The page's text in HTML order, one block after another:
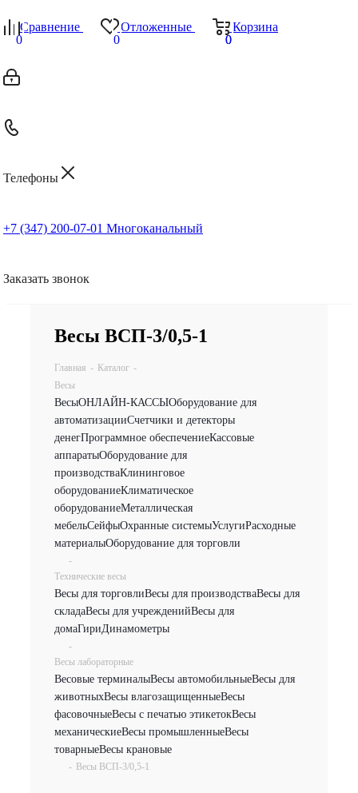
Сравнение
0
Отложенные
0
Корзина
0
0
Телефоны
+7 (347) 200-07-01 Многоканальный
Заказать звонок
Весы ВСП-3/0,5-1
Главная - Каталог -
Весы
ВесыОНЛАЙН-КАССЫОборудование для
автоматизацииСчетчики и детекторы
денегПрограммное обеспечениеКассовые
аппаратыОборудование для
производстваКлининговое
оборудованиеКлиматическое
оборудованиеМеталлическая
мебельСейфыОхранные системыУслугиРасходные
материалыОборудование для торговли
-
Технические весы
Весы для торговлиВесы для производстваВесы для
складаВесы для учрежденийВесы для
домаГириДинамометры
-
Весы лабораторные
Весовые терминалыВесы автомобильныеВесы для
животныхВесы влагозащищенныеВесы
фасовочныеВесы с печатью этикетокВесы
механическиеВесы промышленныеВесы
товарныеВесы крановые
- Весы ВСП-3/0,5-1